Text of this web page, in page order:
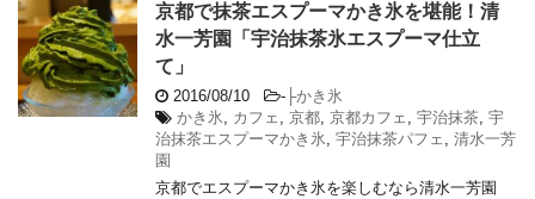
京都で抹茶エスプーマかき氷を堪能！清
水一芳園「宇治抹茶氷エスプーマ仕立
て」
2016/08/10 - ├かき氷
かき氷, カフェ , 京都, 京都カフェ , 宇治抹茶, 宇
治抹茶エスプーマかき氷, 宇治抹茶パフェ , 清水一芳
園
京都でエスプーマかき氷を楽しむなら清水一芳園